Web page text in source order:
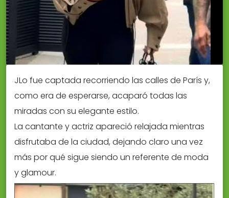
JLo fue captada recorriendo las calles de París y,
como era de esperarse, acaparó todas las
miradas con su elegante estilo.
La cantante y actriz apareció relajada mientras
disfrutaba de la ciudad, dejando claro una vez
más por qué sigue siendo un referente de moda
y glamour.